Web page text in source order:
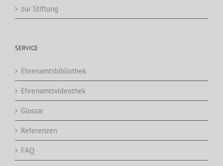
zur Stiftung
SERVICE
Ehrenamtsbibliothek
Ehrenamtsvideothek
Glossar
Referenzen
FAQ